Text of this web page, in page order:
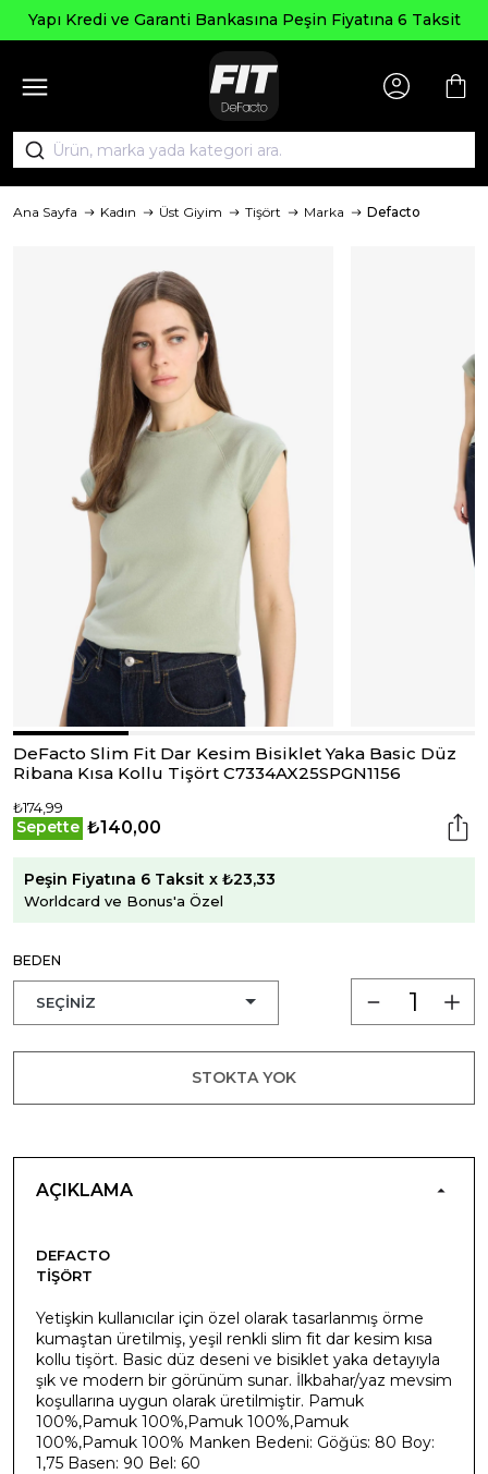
Yapı Kredi ve Garanti Bankasına Peşin Fiyatına 6 Taksit
Ana Sayfa Kadın Üst Giyim Tişört Marka Defacto
DeFacto Slim Fit Dar Kesim Bisiklet Yaka Basic Düz
Ribana Kısa Kollu Tişört C7334AX25SPGN1156
₺174,99
Sepette ₺140,00
Peşin Fiyatına 6 Taksit x ₺23,33
Worldcard ve Bonus'a Özel
BEDEN
STOKTA YOK
AÇIKLAMA
DEFACTO
TIŞÖRT
Yetişkin kullanıcılar için özel olarak tasarlanmış örme
kumaştan üretilmiş, yeşil renkli slim fit dar kesim kısa
kollu tişört. Basic düz deseni ve bisiklet yaka detayıyla
şık ve modern bir görünüm sunar. İlkbahar/yaz mevsim
koşullarına uygun olarak üretilmiştir. Pamuk
100%,Pamuk 100%,Pamuk 100%,Pamuk
100%,Pamuk 100% Manken Bedeni: Göğüs: 80 Boy:
1,75 Basen: 90 Bel: 60